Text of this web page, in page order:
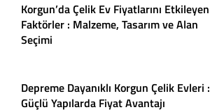
Korgun’da Çelik Ev Fiyatlarını Etkileyen
Faktörler : Malzeme, Tasarım ve Alan
Seçimi
Depreme Dayanıklı Korgun Çelik Evleri :
Güçlü Yapılarda Fiyat Avantajı